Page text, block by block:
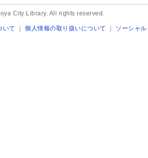
City Library. All rights reserved.
いて ｜個人情報の取り扱いについて ｜ ソーシャ